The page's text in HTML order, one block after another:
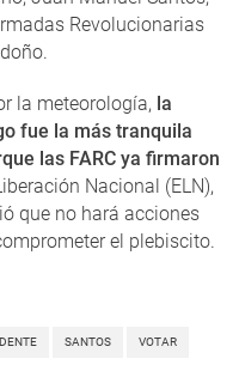
Revolucionarias
la meteorología, la
fue la más tranquila
las FARC ya firmaron
Nacional (ELN),
que no hará acciones
el plebiscito.
SANTOS VOTAR